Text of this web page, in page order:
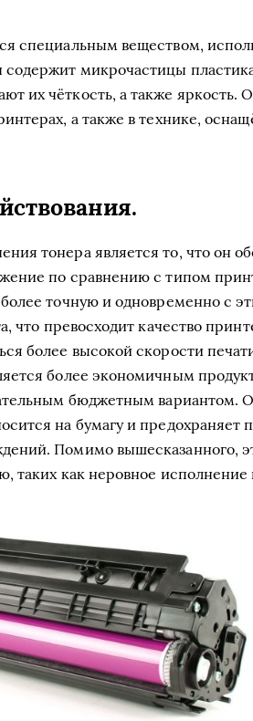
специальным веществом,
микрочастицы
их чёткость, а также яркость.
а также в технике,
тонера является то, что он
по сравнению с типом
точную и одновременно с
что превосходит качество
более высокой скорости
более экономичным
бюджетным вариантом.
на бумагу и предохраняет
Помимо вышесказанного,
таких как неровное исполнение